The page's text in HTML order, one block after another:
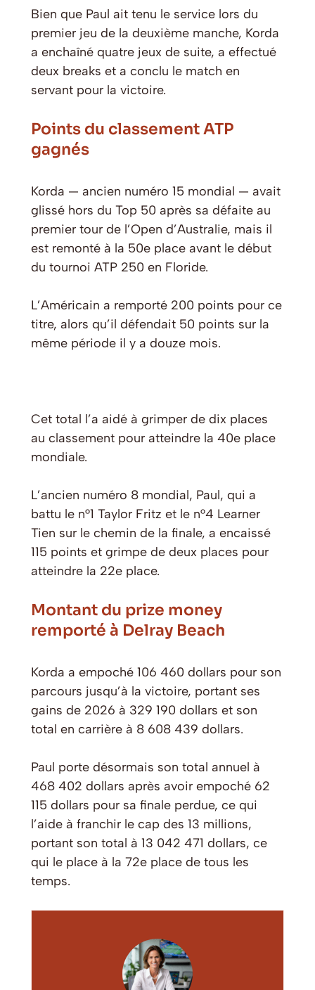
Bien que Paul ait tenu le service lors du
premier jeu de la deuxième manche, Korda
a enchaîné quatre jeux de suite, a effectué
deux breaks et a conclu le match en
servant pour la victoire.
Points du classement ATP
gagnés
Korda — ancien numéro 15 mondial — avait
glissé hors du Top 50 après sa défaite au
premier tour de l’Open d’Australie, mais il
est remonté à la 50e place avant le début
du tournoi ATP 250 en Floride.
L’Américain a remporté 200 points pour ce
titre, alors qu’il défendait 50 points sur la
même période il y a douze mois.
Cet total l’a aidé à grimper de dix places
au classement pour atteindre la 40e place
mondiale.
L’ancien numéro 8 mondial, Paul, qui a
battu le n°1 Taylor Fritz et le n°4 Learner
Tien sur le chemin de la finale, a encaissé
115 points et grimpe de deux places pour
atteindre la 22e place.
Montant du prize money
remporté à Delray Beach
Korda a empoché 106 460 dollars pour son
parcours jusqu’à la victoire, portant ses
gains de 2026 à 329 190 dollars et son
total en carrière à 8 608 439 dollars.
Paul porte désormais son total annuel à
468 402 dollars après avoir empoché 62
115 dollars pour sa finale perdue, ce qui
l’aide à franchir le cap des 13 millions,
portant son total à 13 042 471 dollars, ce
qui le place à la 72e place de tous les
temps.